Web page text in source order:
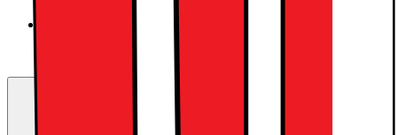
Trade-in: